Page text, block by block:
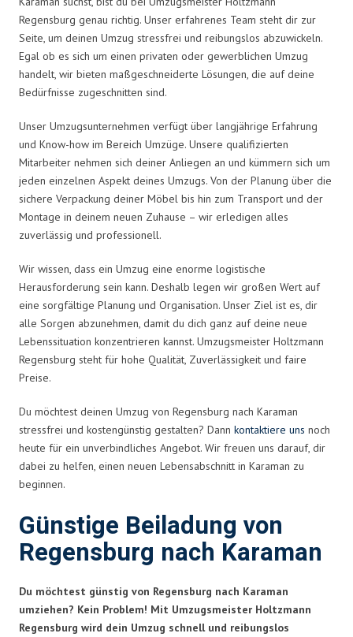
Regensburg genau richtig. Unser erfahrenes Team steht dir zur
Seite, um deinen Umzug stressfrei und reibungslos abzuwickeln.
Egal ob es sich um einen privaten oder gewerblichen Umzug
handelt, wir bieten maßgeschneiderte Lösungen, die auf deine
Bedürfnisse zugeschnitten sind.
Unser Umzugsunternehmen verfügt über langjährige Erfahrung
und Know-how im Bereich Umzüge. Unsere qualifizierten
Mitarbeiter nehmen sich deiner Anliegen an und kümmern sich um
jeden einzelnen Aspekt deines Umzugs. Von der Planung über die
sichere Verpackung deiner Möbel bis hin zum Transport und der
Montage in deinem neuen Zuhause – wir erledigen alles
zuverlässig und professionell.
Wir wissen, dass ein Umzug eine enorme logistische
Herausforderung sein kann. Deshalb legen wir großen Wert auf
eine sorgfältige Planung und Organisation. Unser Ziel ist es, dir
alle Sorgen abzunehmen, damit du dich ganz auf deine neue
Lebenssituation konzentrieren kannst. Umzugsmeister Holtzmann
Regensburg steht für hohe Qualität, Zuverlässigkeit und faire
Preise.
Du möchtest deinen Umzug von Regensburg nach Karaman
stressfrei und kostengünstig gestalten? Dann kontaktiere uns noch
heute für ein unverbindliches Angebot. Wir freuen uns darauf, dir
dabei zu helfen, einen neuen Lebensabschnitt in Karaman zu
beginnen.
Günstige Beiladung von
Regensburg nach Karaman
Du möchtest günstig von Regensburg nach Karaman
umziehen? Kein Problem! Mit Umzugsmeister Holtzmann
Regensburg wird dein Umzug schnell und reibungslos